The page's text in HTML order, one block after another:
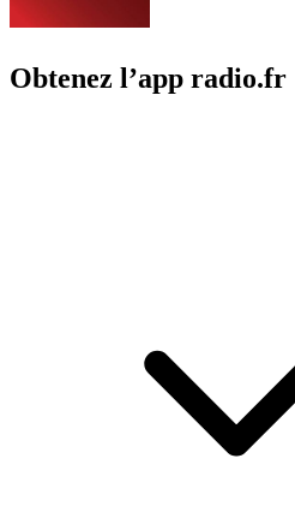
Obtenez l’app